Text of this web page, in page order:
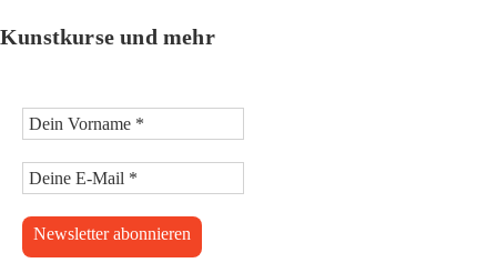
Kunstkurse und mehr